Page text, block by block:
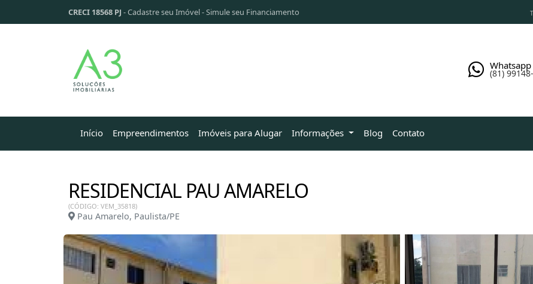
CRECI 18568 PJ -Cadastre seu Imóvel-Simule seu Financiamento
Whatsapp
(81)
Início Empreendimentos Imóveis para Alugar Informações Blog Contato
RESIDENCIAL PAU AMARELO
(CÓDIGO: VEM_35818)
Pau Amarelo, Paulista/PE